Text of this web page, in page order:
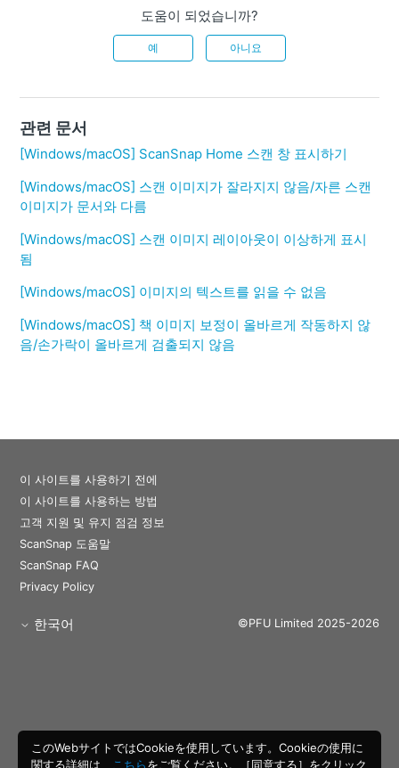
도움이 되었습니까?
예 아니요
관련 문서
[Windows/macOS] ScanSnap Home 스캔 창 표시하기
[Windows/macOS] 스캔 이미지가 잘라지지 않음/자른 스캔
이미지가 문서와 다름
[Windows/macOS] 스캔 이미지 레이아웃이 이상하게 표시
됨
[Windows/macOS] 이미지의 텍스트를 읽을 수 없음
[Windows/macOS] 책 이미지 보정이 올바르게 작동하지 않
음/손가락이 올바르게 검출되지 않음
이 사이트를 사용하기 전에
이 사이트를 사용하는 방법
고객 지원 및 유지 점검 정보
ScanSnap 도움말
ScanSnap FAQ
Privacy Policy
한국어 ©PFU Limited 2025-2026
このWebサイトではCookieを使用しています。Cookieの使用に
関する詳細は、
こちらをご覧ください。［同意する］をクリック